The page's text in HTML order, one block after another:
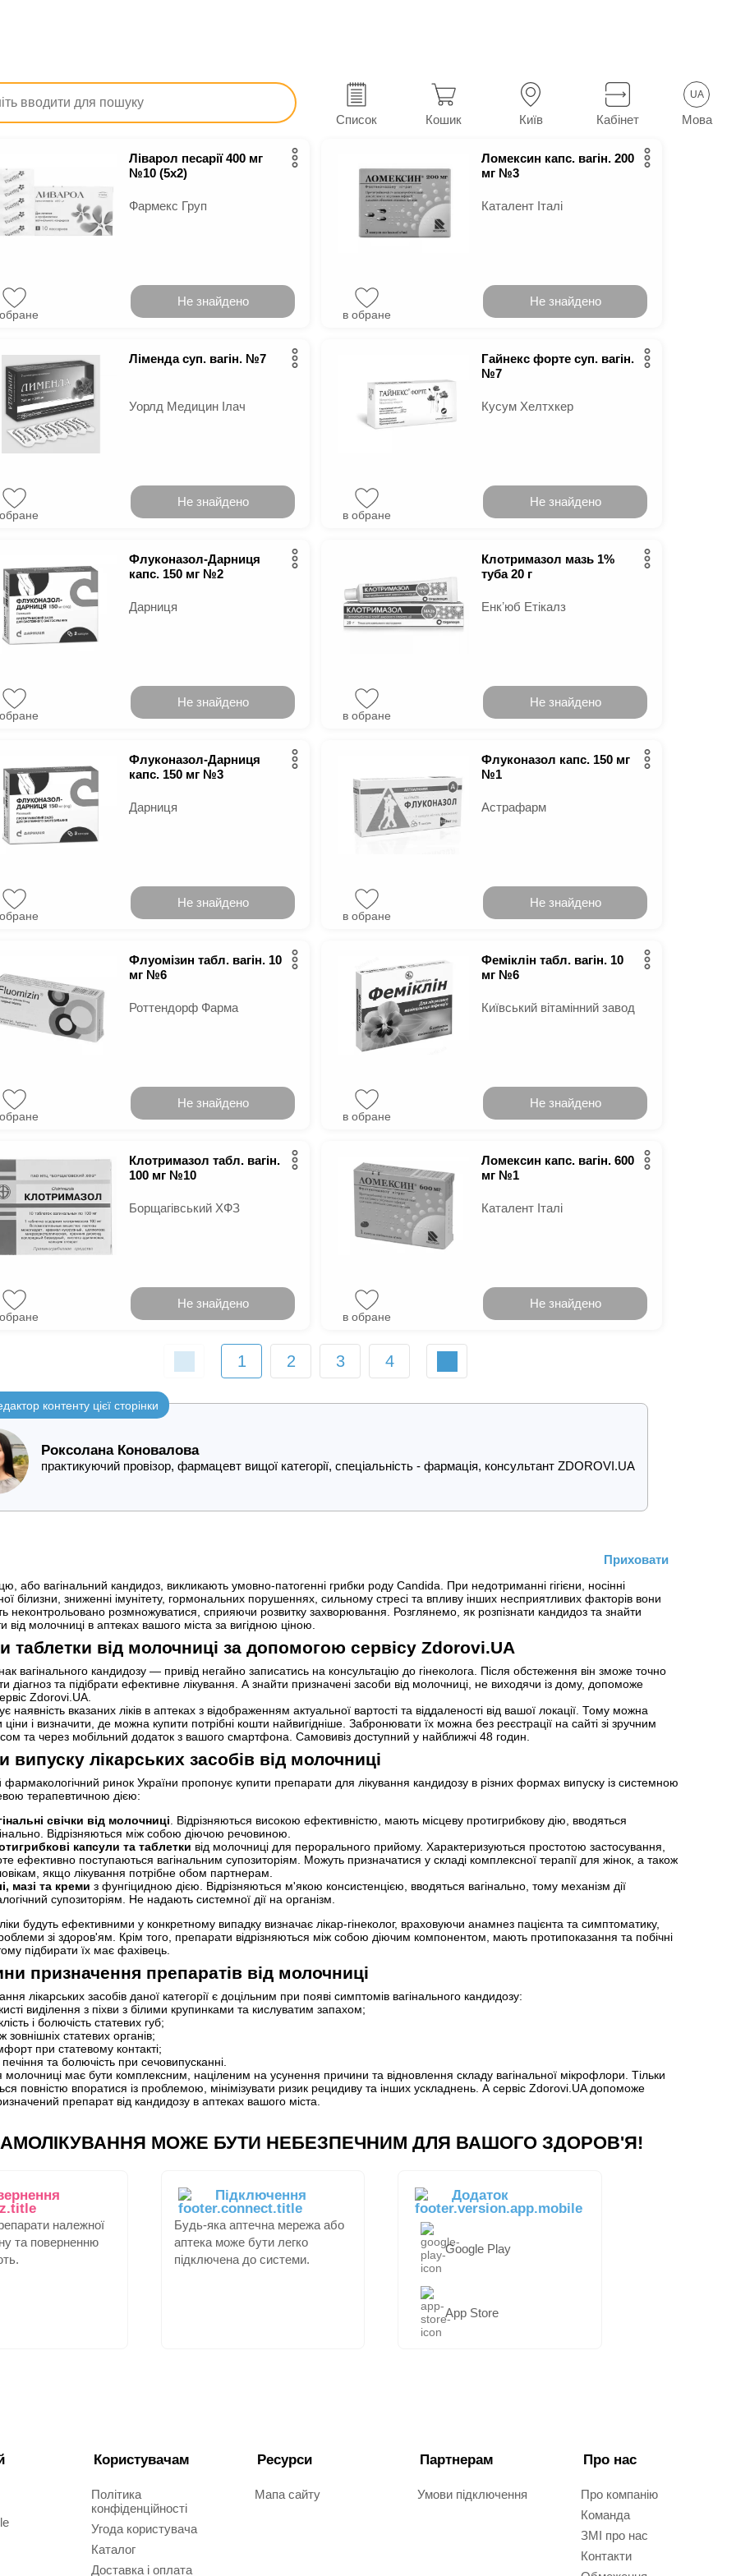
Список Кошик Київ Кабінет
UA
Мова
Ліки Гінекологічні Від молочниці у м.Київ
від молочниці
Ліварол песарії 400 мг
№10 (5х2)
Фармекс Груп
Не знайдено
Ломексин капс. вагін. 200
мг №3
Каталент Італі
в обране
Не знайдено
Ліменда суп. вагін. №7
Уорлд Медицин Ілач
Не знайдено
Гайнекс форте суп. вагін.
№7
Кусум Хелтхкер
в обране
Не знайдено
Флуконазол-Дарниця
капс. 150 мг №2
Дарниця
Не знайдено
Клотримазол мазь 1%
туба 20 г
Енкʼюб Етікалз
в обране
Не знайдено
Флуконазол-Дарниця
капс. 150 мг №3
Дарниця
Не знайдено
Флуконазол капс. 150 мг
№1
Астрафарм
в обране
Не знайдено
Флуомізин табл. вагін. 10
мг №6
Роттендорф Фарма
Не знайдено
Феміклін табл. вагін. 10
мг №6
Київський вітамінний завод
в обране
Не знайдено
Клотримазол табл. вагін.
100 мг №10
Борщагівський ХФЗ
Не знайдено
Ломексин капс. вагін. 600
мг №1
Каталент Італі
в обране
Не знайдено
1 2 3 4
контенту цієї сторінки
Роксолана Коновалова
практикуючий провізор, фармацевт вищої категорії, спеціальність - фармація, консультант ZDOROVI.UA
або вагінальний кандидоз, викликають умовно-патогенні грибки роду Candida. При недотриманні гігієни, носінні
білизни, зниженні імунітету, гормональних порушеннях, сильному стресі та впливу інших несприятливих факторів вони
неконтрольовано розмножуватися, сприяючи розвитку захворювання. Розглянемо, як розпізнати кандидоз та знайти
від молочниці в аптеках вашого міста за вигідною ціною.
таблетки від молочниці за допомогою сервісу Zdorovi.UA
вагінального кандидозу — привід негайно записатись на консультацію до гінеколога. Після обстеження він зможе точно
діагноз та підібрати ефективне лікування. А знайти призначені засоби від молочниці, не виходячи із дому, допоможе
Zdorovi.UA.
наявність вказаних ліків в аптеках з відображенням актуальної вартості та віддаленості від вашої локації. Тому можна
ціни і визначити, де можна купити потрібні кошти найвигідніше. Забронювати їх можна без реєстрації на сайті зі зручним
та через мобільний додаток з вашого смартфона. Самовивіз доступний у найближчі 48 годин.
лікарських засобів від молочниці
ринок України пропонує купити препарати для лікування кандидозу в різних формах випуску із системною
терапевтичною дією:
свічки від молочниці . Відрізняються високою ефективністю, мають місцеву протигрибкову дію, вводяться
Відрізняються між собою діючою речовиною.
капсули та таблетки від молочниці для перорального прийому. Характеризуються простотою застосування,
ефективно поступаються вагінальним супозиторіям. Можуть призначатися у складі комплексної терапії для жінок, а також
якщо лікування потрібне обом партнерам.
мазі та креми з фунгіцидною дією. Відрізняються м'якою консистенцією, вводяться вагінально, тому механізм дії
супозиторіям. Не надають системної дії на організм.
будуть ефективними у конкретному випадку визначає лікар-гінеколог, враховуючи анамнез пацієнта та симптоматику,
зі здоров'ям. Крім того, препарати відрізняються між собою діючим компонентом, мають протипоказання та побічні
підбирати їх має фахівець.
призначення препаратів від молочниці
лікарських засобів даної категорії є доцільним при появі симптомів вагінального кандидозу:
виділення з піхви з білими крупинками та кислуватим запахом;
і болючість статевих губ;
зовнішніх статевих органів;
при статевому контакті;
печіння та болючість при сечовипусканні.
молочниці має бути комплексним, націленим на усунення причини та відновлення складу вагінальної мікрофлори. Тільки
повністю впоратися із проблемою, мінімізувати ризик рецидиву та інших ускладнень. А сервіс Zdorovi.UA допоможе
препарат від кандидозу в аптеках вашого міста.
Приховати
МОЖЕ БУТИ НЕБЕЗПЕЧНИМ ДЛЯ ВАШОГО ЗДОРОВ'Я!
належної
та поверненню
Підключення
Будь-яка аптечна мережа або
аптека може бути легко
підключена до системи.
Додаток
Google Play
App Store
Користувачам
Політика
конфіденційності
Угода користувача
Каталог
Доставка і оплата
Ресурси
Мапа сайту
Партнерам
Умови підключення
Про нас
Про компанію
Команда
ЗМІ про нас
Контакти